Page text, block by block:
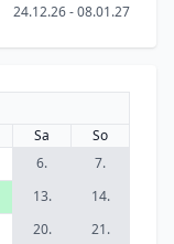
24.12.26 - 08.01.27
Sa
So
6.
7.
13.
14.
20.
21.